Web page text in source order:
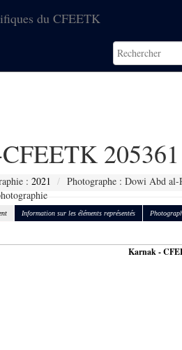
du CFEETK
205361
: 2021
Photographe : Dowi Abd
Information sur les éléments représentés